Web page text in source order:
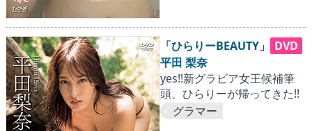
「ひらりーBEAUTY」
DVD
平田 梨奈
yes!!新グラビア女王候補筆
頭、ひらりーが帰ってきた!!
グラマー